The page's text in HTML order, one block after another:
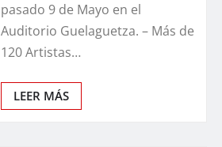
pasado 9 de Mayo en el
Auditorio Guelaguetza. – Más de
120 Artistas…
LEER MÁS